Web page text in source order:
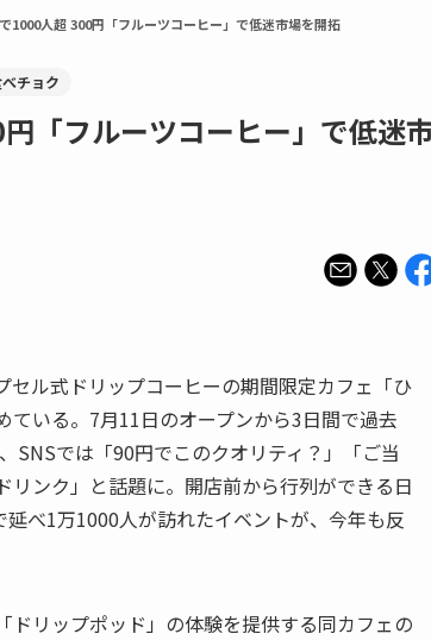
1000人超 300円「フルーツコーヒー」で低迷市場を開拓
チョク
「フルーツコーヒー」で低迷
セル式ドリップコーヒーの期間限定カフェ「ひ
ている。7月11日のオープンから3日間で過去
SNSでは「90円でこのクオリティ？」「ご当
リンク」と話題に。開店前から行列ができる日
べ1万1000人が訪れたイベントが、今年も反
ドリップポッド」の体験を提供する同カフェの